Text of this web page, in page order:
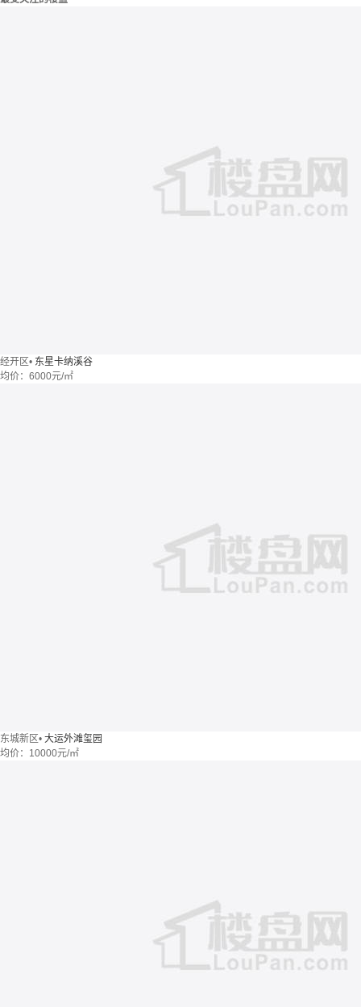
经开区• 东星卡纳溪谷
均价： 6000元/㎡
东城新区• 大运外滩玺园
均价： 10000元/㎡